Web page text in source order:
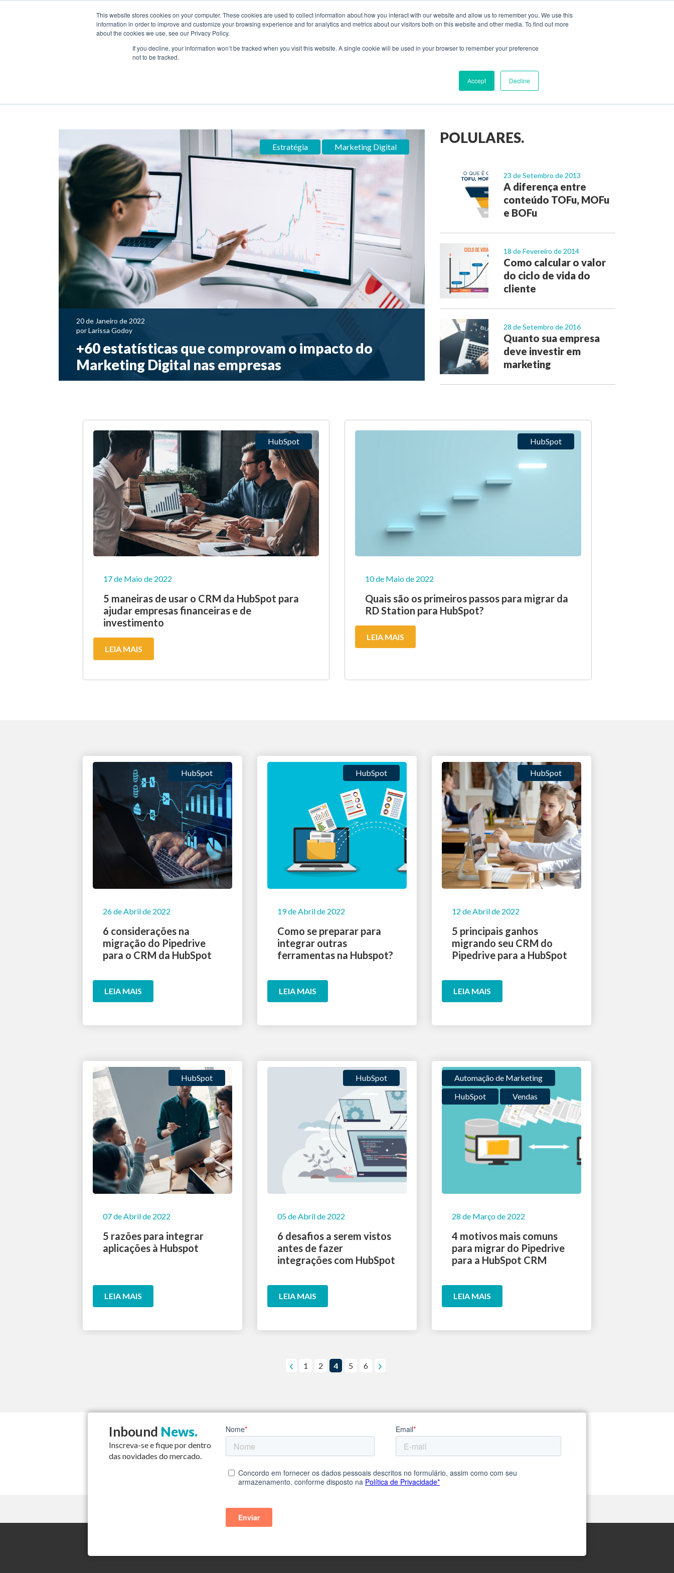
This website stores cookies on your computer. These cookies are used to collect information about how you interact with our website and allow us to remember you. We use this
information in order to improve and customize your browsing experience and for analytics and metrics about our visitors both on this website and other media. To find out more
about the cookies we use, see our Privacy Policy.
If you decline, your information won’t be tracked when you visit this website. A single cookie will be used in your browser to remember your preference
not to be tracked.
Accept Decline
SOLUÇÕES
Blog
Estratégia Marketing Digital
20 de Janeiro de 2022
porLarissa Godoy
+60 estatísticas que comprovam o impacto do
Marketing Digital nas empresas
POLULARES.
23 de Setembro de 2013
A diferença entre
conteúdo TOFu, MOFu
e BOFu
18 de Fevereiro de 2014
Como calcular o valor
do ciclo de vida do
cliente
28 de Setembro de 2016
Quanto sua empresa
deve investir em
marketing
HubSpot
17 de Maio de 2022
5 maneiras de usar o CRM da HubSpot para
ajudar empresas financeiras e de
investimento
LEIA MAIS
HubSpot
10 de Maio de 2022
Quais são os primeiros passos para migrar da
RD Station para HubSpot?
LEIA MAIS
HubSpot
26 de Abril de 2022
6 considerações na
migração do Pipedrive
para o CRM da HubSpot
LEIA MAIS
HubSpot
19 de Abril de 2022
Como se preparar para
integrar outras
ferramentas na Hubspot?
LEIA MAIS
HubSpot
12 de Abril de 2022
5 principais ganhos
migrando seu CRM do
Pipedrive para a HubSpot
LEIA MAIS
HubSpot
07 de Abril de 2022
5 razões para integrar
aplicações à Hubspot
LEIA MAIS
HubSpot
05 de Abril de 2022
6 desafios a serem vistos
antes de fazer
integrações com HubSpot
LEIA MAIS
Automação de Marketing
HubSpot
Vendas
28 de Março de 2022
4 motivos mais comuns
para migrar do Pipedrive
para a HubSpot CRM
LEIA MAIS
1 2 4 5 6
Inbound News.
Inscreva-se e fique por dentro
das novidades do mercado.